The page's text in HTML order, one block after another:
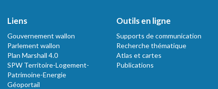
Liens
Gouvernement wallon
Parlement wallon
Plan Marshall 4.0
SPW Territoire-Logement-
Patrimoine-Energie
Géoportail
Outils en ligne
Supports de communication
Recherche thématique
Atlas et cartes
Publications